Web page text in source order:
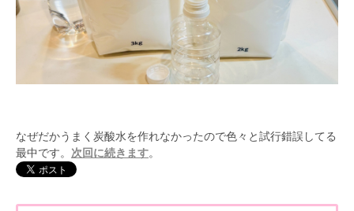
なぜだかうまく炭酸水を作れなかったので色々と試行錯誤してる
最中です。 次回に続きます。